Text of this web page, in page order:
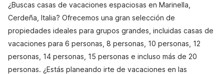
¿Buscas casas de vacaciones espaciosas en Marinella,
Cerdeña, Italia? Ofrecemos una gran selección de
propiedades ideales para grupos grandes, incluidas casas de
vacaciones para 6 personas, 8 personas, 10 personas, 12
personas, 14 personas, 15 personas e incluso más de 20
personas. ¿Estás planeando irte de vacaciones en las